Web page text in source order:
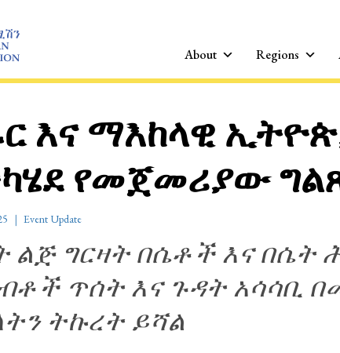
About Regions
እና ማእከላዊ
የመጀመሪያው
Event Update
ልጅ ግርዛት በሴቶች እና
ጥሰት እና ጉዳት አሳሳቢ
ትኩረት ይሻል